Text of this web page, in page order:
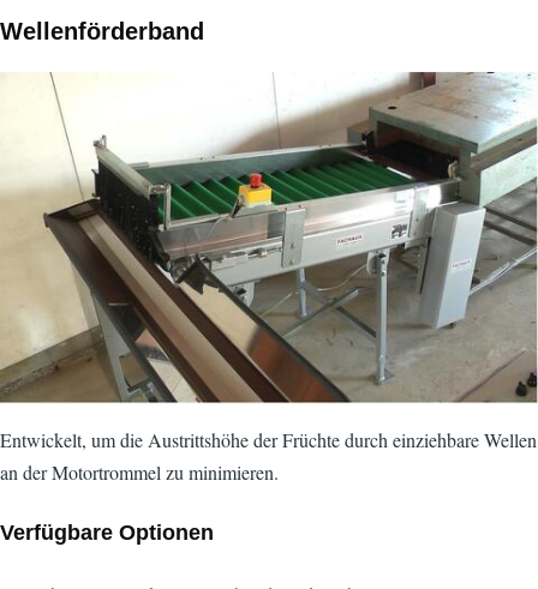
Wellenförderband
Entwickelt, um die Austrittshöhe der Früchte durch einziehbare Wellen
an der Motortrommel zu minimieren.
Verfügbare Optionen